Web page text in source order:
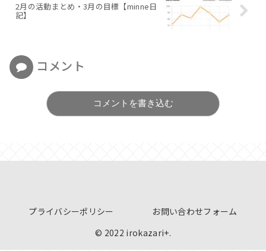
2月の活動まとめ・3月の目標【minne日
記】
コメント
コメントを書き込む
プライバシーポリシー
お問い合わせフォーム
© 2022 irokazari+.